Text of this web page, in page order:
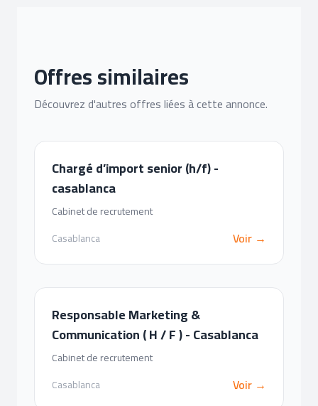
Offres similaires
Découvrez d'autres offres liées à cette annonce.
Chargé d’import senior (h/f) -
casablanca
Cabinet de recrutement
Casablanca
Voir →
Responsable Marketing &
Communication ( H / F ) - Casablanca
Cabinet de recrutement
Casablanca
Voir →